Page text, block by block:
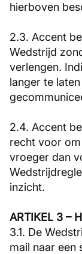
hierboven
2.3. Accent
Wedstrijd
verlengen.
langer te
2.4. Accent
recht voor
vroeger dan
inzicht.
ARTIKEL 3 –
3.1. De
mail naar een